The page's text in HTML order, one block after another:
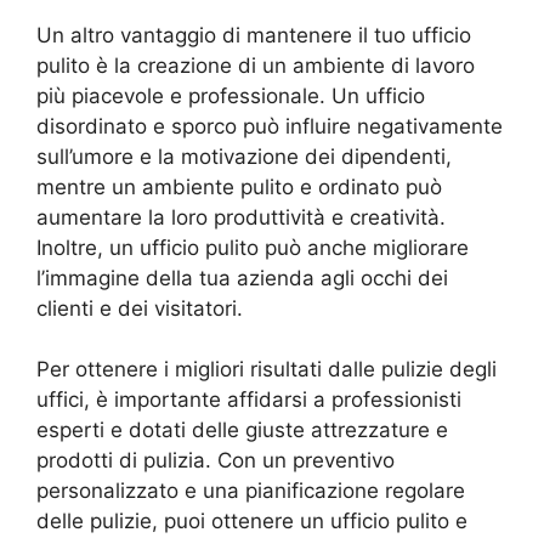
Un altro vantaggio di mantenere il tuo ufficio
pulito è la creazione di un ambiente di lavoro
più piacevole e professionale. Un ufficio
disordinato e sporco può influire negativamente
sull’umore e la motivazione dei dipendenti,
mentre un ambiente pulito e ordinato può
aumentare la loro produttività e creatività.
Inoltre, un ufficio pulito può anche migliorare
l’immagine della tua azienda agli occhi dei
clienti e dei visitatori.
Per ottenere i migliori risultati dalle pulizie degli
uffici, è importante affidarsi a professionisti
esperti e dotati delle giuste attrezzature e
prodotti di pulizia. Con un preventivo
personalizzato e una pianificazione regolare
delle pulizie, puoi ottenere un ufficio pulito e